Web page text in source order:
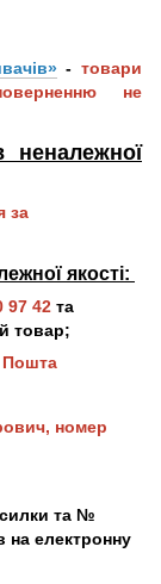
- товари
не
неналежної
за
якості:
97 42 та
товар;
Пошта
номер
та №
на електронну